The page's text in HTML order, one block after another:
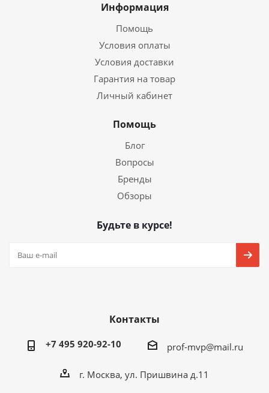
Информация
Помощь
Условия оплаты
Условия доставки
Гарантия на товар
Личный кабинет
Помощь
Блог
Вопросы
Бренды
Обзоры
Будьте в курсе!
Контакты
+7 495 920-92-10 prof-mvp@mail.ru
г. Москва, ул. Пришвина д.11